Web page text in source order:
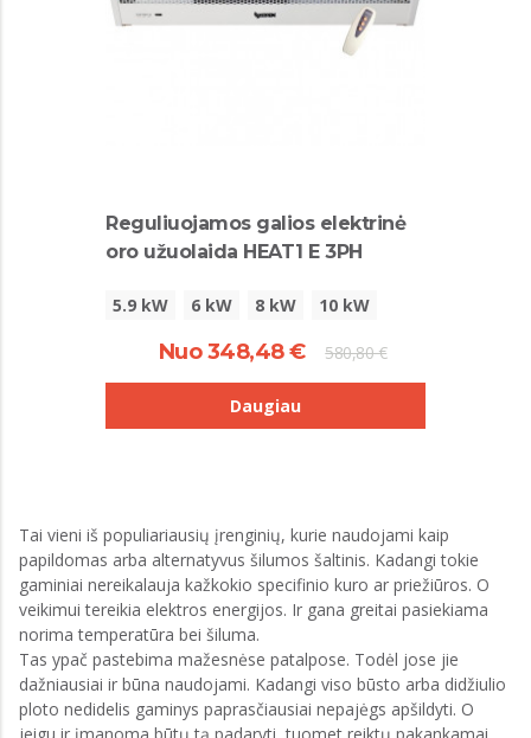
Reguliuojamos galios elektrinė
oro užuolaida HEAT1 E 3PH
5.9 kW 6 kW 8 kW 10 kW
Nuo 348,48 € 580,80 €
Daugiau
Tai vieni iš populiariausių įrenginių, kurie naudojami kaip
papildomas arba alternatyvus šilumos šaltinis. Kadangi tokie
gaminiai nereikalauja kažkokio specifinio kuro ar priežiūros. O
veikimui tereikia elektros energijos. Ir gana greitai pasiekiama
norima temperatūra bei šiluma.
Tas ypač pastebima mažesnėse patalpose. Todėl jose jie
dažniausiai ir būna naudojami. Kadangi viso būsto arba didžiulio
ploto nedidelis gaminys paprasčiausiai nepajėgs apšildyti. O